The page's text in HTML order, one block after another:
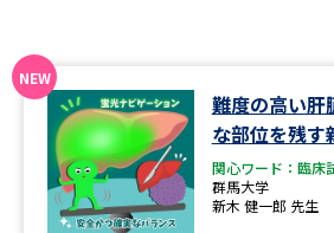
過去問題集
大学・短大以外の資料から請求
専門学校の資料請求 大学
難度の高い
な部位を残す
関心ワード：臨床
群馬大学
新木 健一郎 先生